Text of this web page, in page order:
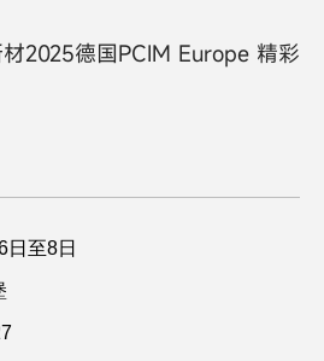
材2025德国PCIM Europe 精彩
日至8日